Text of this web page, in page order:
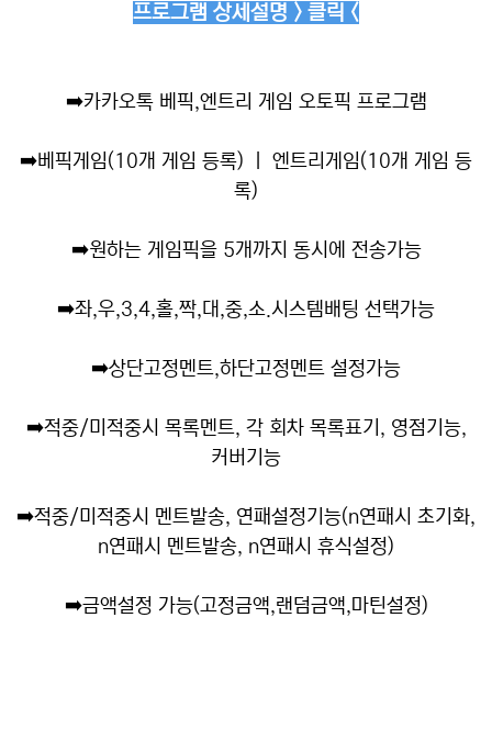
프로그램 상세설명 > 클릭 <
➡️카카오톡 베픽,엔트리 게임 오토픽 프로그램
➡️베픽게임(10개 게임 등록) ㅣ 엔트리게임(10개 게임 등
록)
➡️원하는 게임픽을 5개까지 동시에 전송가능
➡️좌,우,3,4,홀,짝,대,중,소.시스템배팅 선택가능
➡️상단고정멘트,하단고정멘트 설정가능
➡️적중/미적중시 목록멘트, 각 회차 목록표기, 영점기능,
커버기능
➡️적중/미적중시 멘트발송, 연패설정기능(n연패시 초기화,
n연패시 멘트발송, n연패시 휴식설정)
➡️금액설정 가능(고정금액,랜덤금액,마틴설정)